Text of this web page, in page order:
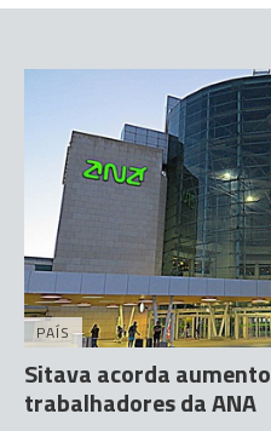
PAÍS
Sitava acorda
trabalhadores da ANA